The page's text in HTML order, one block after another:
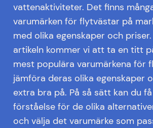
vattenaktiviteter. Det finns
varumärken för flytvästar på
med olika egenskaper och
artikeln kommer vi att ta en titt
mest populära varumärkena för
jämföra deras olika egenskaper
extra bra på. På så sätt kan du
förståelse för de olika
och välja det varumärke som